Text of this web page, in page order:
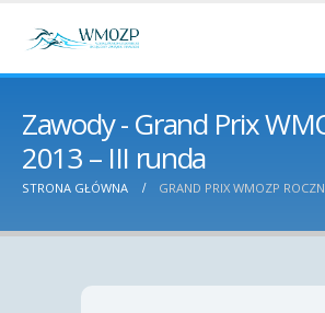
Zawody - Grand Prix
2013 – III runda
STRONA GŁÓWNA GRAND PRIX WMOZP